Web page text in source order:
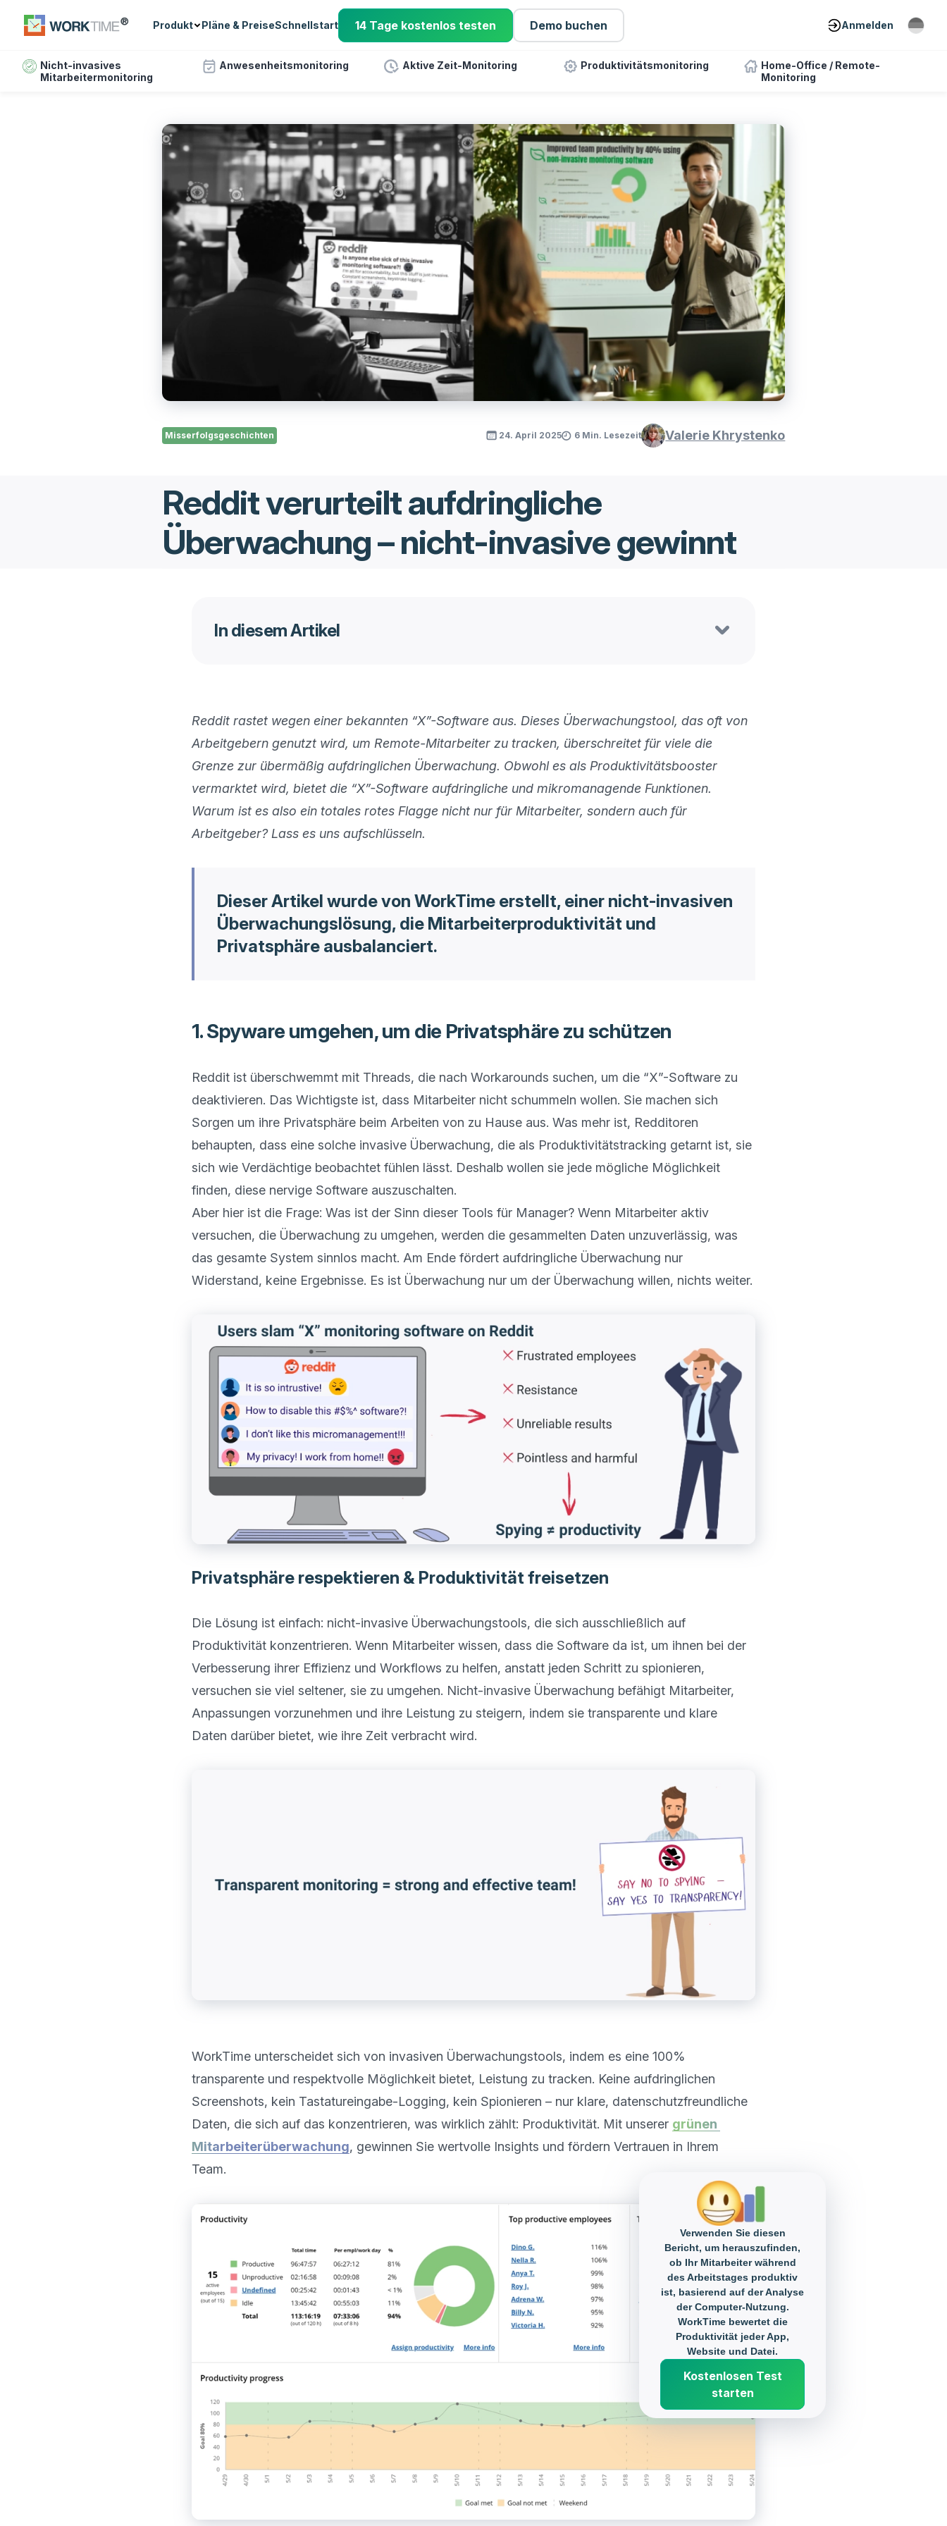
Produkt Pläne & PreiseSchnellstart 14 Tage kostenlos testen Demo buchen Anmelden
Nicht-invasives
Mitarbeitermonitoring
Anwesenheitsmonitoring Aktive Zeit-Monitoring Produktivitätsmonitoring
Home-Office / Remote-
Monitoring
Misserfolgsgeschichten 24. April 2025 6 Min. Lesezeit Valerie Khrystenko
Reddit verurteilt aufdringliche
Überwachung – nicht-invasive gewinnt
In diesem Artikel
Reddit rastet wegen einer bekannten “X”-Software aus. Dieses Überwachungstool, das oft von
Arbeitgebern genutzt wird, um Remote-Mitarbeiter zu tracken, überschreitet für viele die
Grenze zur übermäßig aufdringlichen Überwachung. Obwohl es als Produktivitätsbooster
vermarktet wird, bietet die “X”-Software aufdringliche und mikromanagende Funktionen.
Warum ist es also ein totales rotes Flagge nicht nur für Mitarbeiter, sondern auch für
Arbeitgeber? Lass es uns aufschlüsseln.
Dieser Artikel wurde von WorkTime erstellt, einer nicht-invasiven
Überwachungslösung, die Mitarbeiterproduktivität und
Privatsphäre ausbalanciert.
1. Spyware umgehen, um die Privatsphäre zu schützen
Reddit ist überschwemmt mit Threads, die nach Workarounds suchen, um die “X”-Software zu
deaktivieren. Das Wichtigste ist, dass Mitarbeiter nicht schummeln wollen. Sie machen sich
Sorgen um ihre Privatsphäre beim Arbeiten von zu Hause aus. Was mehr ist, Redditoren
behaupten, dass eine solche invasive Überwachung, die als Produktivitätstracking getarnt ist, sie
sich wie Verdächtige beobachtet fühlen lässt. Deshalb wollen sie jede mögliche Möglichkeit
finden, diese nervige Software auszuschalten.
Aber hier ist die Frage: Was ist der Sinn dieser Tools für Manager? Wenn Mitarbeiter aktiv
versuchen, die Überwachung zu umgehen, werden die gesammelten Daten unzuverlässig, was
das gesamte System sinnlos macht. Am Ende fördert aufdringliche Überwachung nur
Privatsphäre respektieren & Produktivität freisetzen
Die Lösung ist einfach: nicht-invasive Überwachungstools, die sich ausschließlich auf
Produktivität konzentrieren. Wenn Mitarbeiter wissen, dass die Software da ist, um ihnen bei der
Verbesserung ihrer Effizienz und Workflows zu helfen, anstatt jeden Schritt zu spionieren,
versuchen sie viel seltener, sie zu umgehen. Nicht-invasive Überwachung befähigt Mitarbeiter,
Anpassungen vorzunehmen und ihre Leistung zu steigern, indem sie transparente und klare
WorkTime unterscheidet sich von invasiven Überwachungstools, indem es eine 100%
transparente und respektvolle Möglichkeit bietet, Leistung zu tracken. Keine aufdringlichen
Screenshots, kein Tastatureingabe-Logging, kein Spionieren – nur klare, datenschutzfreundliche
Daten, die sich auf das konzentrieren, was wirklich zählt: Produktivität. Mit unserer grünen
Mitarbeiterüberwachung, gewinnen Sie wertvolle Insights und fördern Vertrauen in Ihrem
Verwenden Sie diesen
Bericht, um herauszufinden,
ob Ihr Mitarbeiter während
des Arbeitstages produktiv
ist, basierend auf der Analyse
der Computer-Nutzung.
WorkTime bewertet die
Produktivität jeder App,
Website und Datei.
Kostenlosen Test
starten